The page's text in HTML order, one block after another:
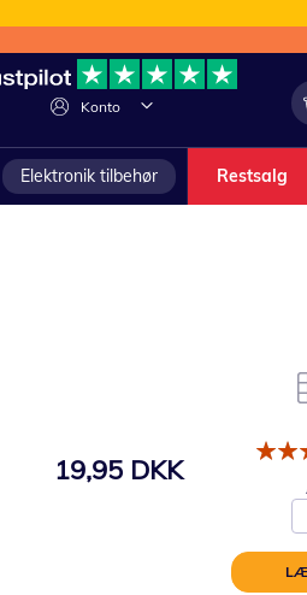
Konto
Lave
Elektronik tilbehør Restsalg
19,95 DKK